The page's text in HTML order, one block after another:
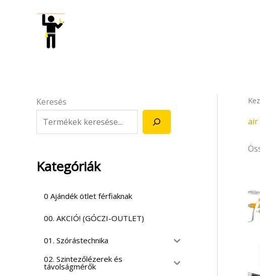
Keresés
Kategóriák
0 Ajándék ötlet férfiaknak
00. AKCIÓ! (GÓCZI-OUTLET)
01. Szórástechnika
02. Szintezőlézerek és
távolságmérők
air